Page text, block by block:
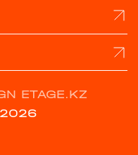
ETAGE.KZ